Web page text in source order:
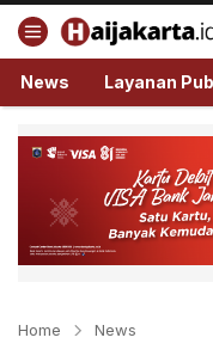
Haijakarta.id
Semua Tentang
News Layanan
Home News